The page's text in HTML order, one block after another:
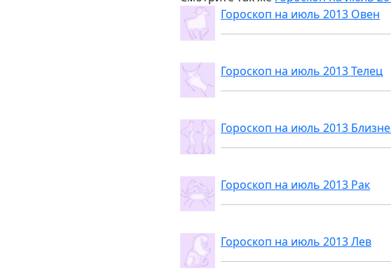
Гороскоп на июль 2013 Овен
Гороскоп на июль 2013 Телец
Гороскоп на июль 2013
Гороскоп на июль 2013 Рак
Гороскоп на июль 2013 Лев